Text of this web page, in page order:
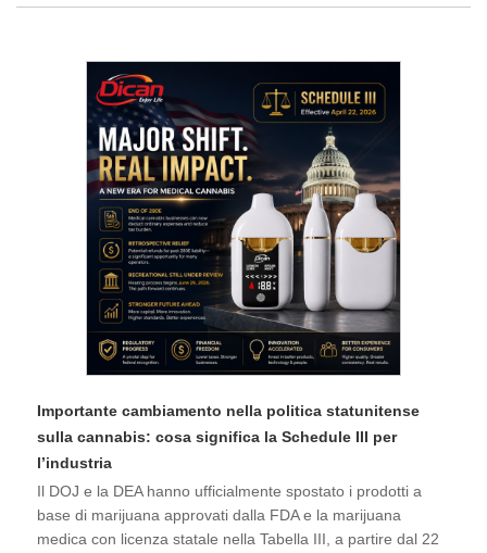
Importante cambiamento nella politica statunitense
sulla cannabis: cosa significa la Schedule III per
l’industria
Il DOJ e la DEA hanno ufficialmente spostato i prodotti a
base di marijuana approvati dalla FDA e la marijuana
medica con licenza statale nella Tabella III, a partire dal 22